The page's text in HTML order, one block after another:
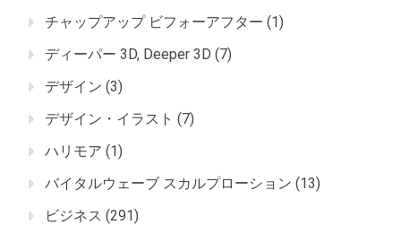
チャップアップ ビフォーアフター (1)
ディーパー 3D, Deeper 3D (7)
デザイン (3)
デザイン・イラスト (7)
ハリモア (1)
バイタルウェーブ スカルプローション (13)
ビジネス (291)